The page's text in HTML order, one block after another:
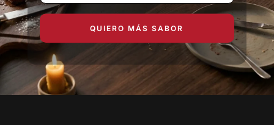
QUIERO MÁS SABOR